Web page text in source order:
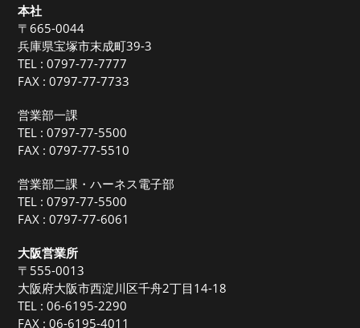
本社
〒665-0044
兵庫県宝塚市末成町39-3
TEL :0797-77-7777
FAX : 0797-77-7733
営業部一課
TEL :0797-77-5500
FAX : 0797-77-5510
営業部二課・ハーネス電子部
TEL :0797-77-5500
FAX : 0797-77-6061
大阪営業所
〒555-0013
大阪府大阪市西淀川区千舟2丁目14-18
TEL :06-6195-2290
FAX : 06-6195-4011